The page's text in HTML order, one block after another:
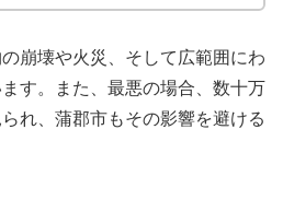
崩壊や火災、そして広範囲にわ
す。また、最悪の場合、数十万
れ、蒲郡市もその影響を避ける